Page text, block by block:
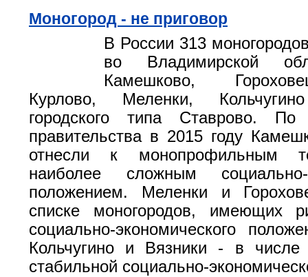
Моногород - не приговор
В России 313
во Владимирской
Камешково,
Курлово, Меленки,
городского типа Ставрово. По
правительства в 2015 году
отнесли к монопрофильным
наиболее сложным социально-
положением. Меленки и
списке моногородов, имеющих
социально-экономического
Кольчугино и Вязники - в числе
стабильной социально-